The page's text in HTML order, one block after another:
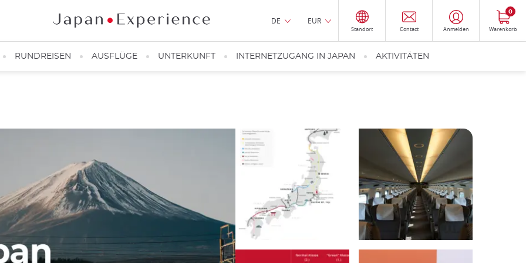
DE EUR
Standort Contact Anmelden Warenkorb
0
RUNDREISEN AUSFLÜGE UNTERKUNFT INTERNETZUGANG IN JAPAN AKTIVITÄTEN
Titelbild des JR Pass
Titelbild des JR Pass